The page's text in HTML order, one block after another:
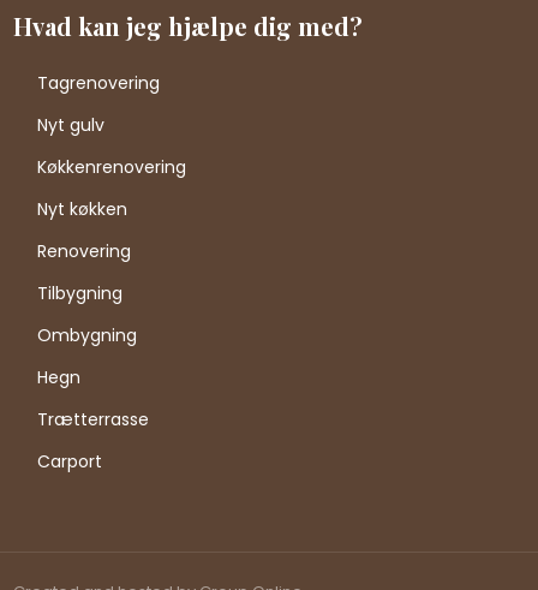
Hvad kan jeg hjælpe dig med?
Tagrenovering
Nyt gulv
Køkkenrenovering
Nyt køkken
Renovering
Tilbygning
Ombygning
Hegn
Trætterrasse
Carport